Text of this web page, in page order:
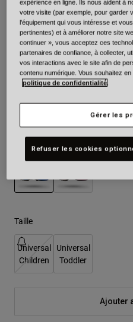
Lil Ripper Flourish
Article n°39198
49,99 €
Couleur -Blue/Pink
Taille
Universal
Children
Universal
Toddler
Ajouter
expérience en ligne. Ils nous aident à
votre visite (par exemple, pour garder
l'équipement qui vous intéresse et
pertinentes) et à améliorer notre site
continuer », vous acceptez ces
partenaires de confiance, à collecter,
vos interactions avec le site afin de
contenu numérique. Vous souhaitez
politique de confidentialité.
Gérer les
Refuser les cookies